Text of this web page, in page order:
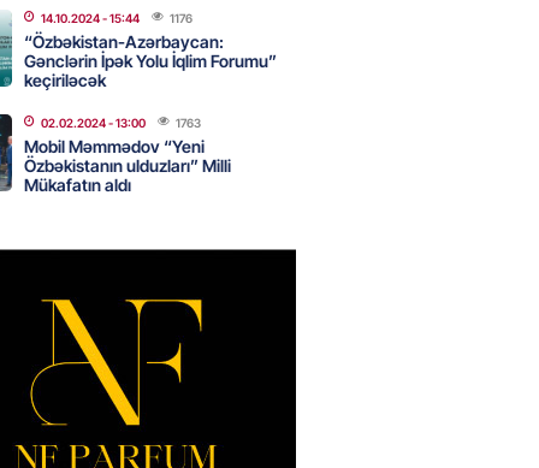
- 10:47
08.08.08: Gürcüstan və
nə dəyişdi?
- 10:22
— VİDEO
- 09:20
xanımına da qiyabi həbs
14.10.2024- 15:44 1176
“Özbəkistan-Azərbaycan:
Gənclərin İpək Yolu İqlim Forumu”
keçiriləcək
02.02.2024- 13:00 1763
Mobil Məmmədov “Yeni
Özbəkistanın ulduzları” Milli
Mükafatın aldı